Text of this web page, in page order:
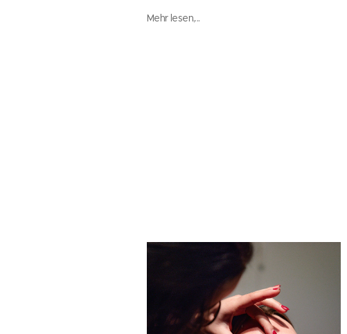
Mehr lesen,...